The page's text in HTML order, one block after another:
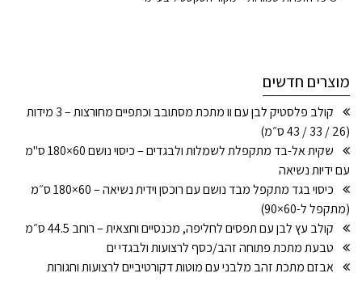
מוצרים חדשים
קולב פלסטיק לבן עם וו מתכת מסתובב וכתפיים מחורצות – 3 מידות
(26 / 33 / 43 ס״מ)
שקית אל-בד מתקפלת לשמלות ולבגדים – כיסוי נושם 60×180 ס"מ
עם ידיות נשיאה
כיסוי בגד מתקפל מבד נושם עם רוכסן וידית נשיאה – 60×180 ס״מ
(מתקפל ל-60×90)
קולב עץ לבן עם תפסים לחליפה, מכנסיים וחצאית – רוחב 44.5 ס״מ
טבעת מתכת פתוחה זהב/כסף לרצועות ולבגדי ים
אבזם מתכת זהב מלבני עם מוטות דקורטיביים לרצועות וחגורות